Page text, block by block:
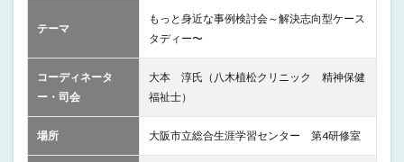
テーマ
もっと身近な事例検討会～解決志向型ケース
タディー〜
コーディネータ
ー・司会
大本 淳氏（八木植松クリニック 精神保健
福祉士）
場所 大阪市立総合生涯学習センター 第4研修室